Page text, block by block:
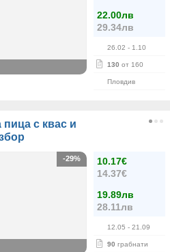
22.00лв
29.34лв
26.02 - 1.10
130 от 160
Пловдив
пица с квас и
10.17€
14.37€
19.89лв
28.11лв
12.05 - 21.09
90 грабнати
-29%